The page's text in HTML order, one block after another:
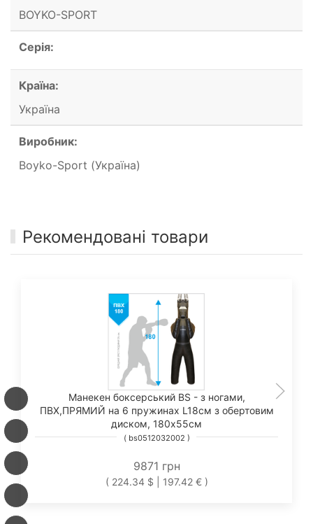
BOYKO-SPORT
Серія:
Країна:
Україна
Виробник:
Boyko-Sport (Україна)
Рекомендовані товари
Манекен боксерський BS - з ногами,
ПВХ,ПРЯМИЙ на 6 пружинах L18см з обертовим
диском, 180х55см
( bs0512032002 )
9871 грн
( 224.34 $ | 197.42 € )